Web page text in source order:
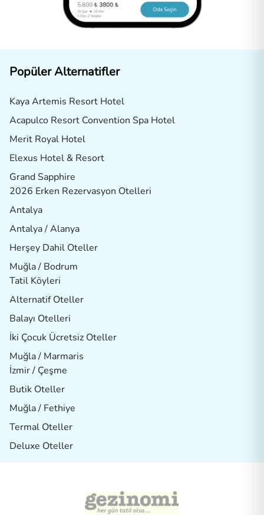
Popüler Alternatifler
Kaya Artemis Resort Hotel
Acapulco Resort Convention Spa Hotel
Merit Royal Hotel
Elexus Hotel & Resort
Grand Sapphire
2026 Erken Rezervasyon Otelleri
Antalya
Antalya / Alanya
Herşey Dahil Oteller
Muğla / Bodrum
Tatil Köyleri
Alternatif Oteller
Balayı Otelleri
İki Çocuk Ücretsiz Oteller
Muğla / Marmaris
İzmir / Çeşme
Butik Oteller
Muğla / Fethiye
Termal Oteller
Deluxe Oteller